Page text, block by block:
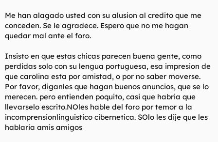
Me han alagado usted con su alusion al credito que me
conceden. Se le agradece. Espero que no me hagan
quedar mal ante el foro.
Insisto en que estas chicas parecen buena gente, como
perdidas solo con su lengua portuguesa, esa impresion de
que carolina esta por amistad, o por no saber moverse.
Por favor, diganles que hagan buenos anuncios, que se lo
merecen. pero entienden poquito, casi que habria que
llevarselo escrito.NOles hable del foro por temor a la
incomprensionlinguistico cibernetica. SOlo les dije que les
hablaria amis amigos